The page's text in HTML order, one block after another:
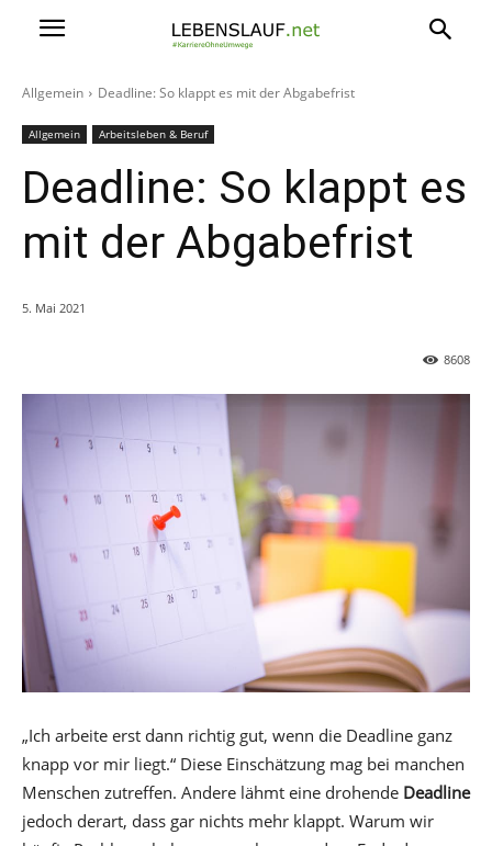
Allgemein Deadline: So klappt es mit der Abgabefrist
Allgemein Arbeitsleben & Beruf
Deadline: So klappt es
mit der Abgabefrist
5. Mai 2021
8608
„Ich arbeite erst dann richtig gut, wenn die Deadline ganz
knapp vor mir liegt.“ Diese Einschätzung mag bei manchen
Menschen zutreffen. Andere lähmt eine drohende Deadline
jedoch derart, dass gar nichts mehr klappt. Warum wir